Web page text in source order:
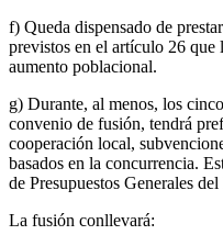
f) Queda dispensado de
previstos en el artículo 26 que
aumento poblacional.
g) Durante, al menos, los
convenio de fusión, tendrá
cooperación local,
basados en la concurrencia.
de Presupuestos Generales del
La fusión conllevará: